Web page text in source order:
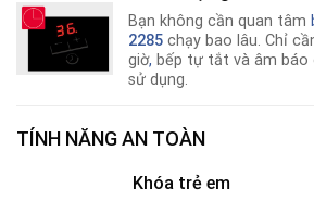
Bạn không cần quan tâm
2285 chạy bao lâu. Chỉ
giờ, bếp tự tắt và âm báo
sử dụng.
TÍNH NĂNG AN TOÀN
Khóa trẻ em